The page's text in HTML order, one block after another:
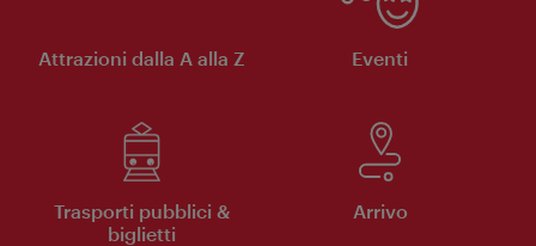
Attrazioni dalla A alla Z Eventi
Trasporti pubblici &
biglietti
Arrivo